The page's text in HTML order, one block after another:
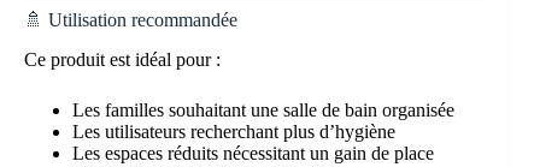
🚿 Utilisation recommandée
Ce produit est idéal pour :
Les familles souhaitant une salle de bain organisée
Les utilisateurs recherchant plus d’hygiène
Les espaces réduits nécessitant un gain de place